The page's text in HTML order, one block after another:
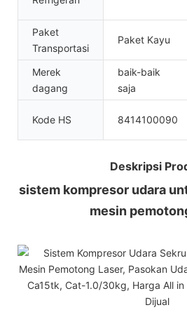
Paket
Transportasi
Paket Kayu
Merek
dagang
baik-baik
saja
Kode HS 8414100090
Deskripsi
sistem kompresor udara
mesin